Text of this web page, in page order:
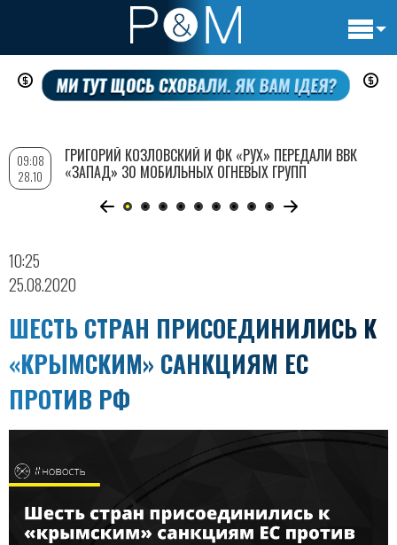
Перейти
содержанию
10:25
25.08.2020
ШЕСТЬ СТРАН ПРИСОЕДИНИЛИСЬ К
«КРЫМСКИМ» САНКЦИЯМ ЕС
ПРОТИВ РФ
09:08
28.10
ГРИГОРИЙ КОЗЛОВСКИЙ И ФК «РУХ» ПЕРЕДАЛИ ВВК
«ЗАПАД» 30 МОБИЛЬНЫХ ОГНЕВЫХ ГРУПП